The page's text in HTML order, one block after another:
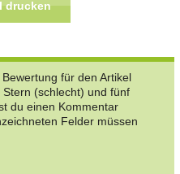
drucken
für den Artikel
(schlecht) und fünf
du einen Kommentar
Felder müssen